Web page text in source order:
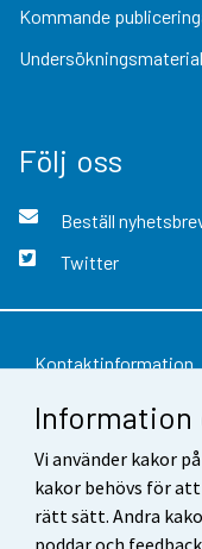
Information
Vi använder kakor
kakor behövs för
rätt sätt. Andra
poddar och
Kommande
Undersökningsmaterial
Följ oss
Beställ
Twitter
Kontaktinformation
Respons
Användarvillkor
Dataskydd